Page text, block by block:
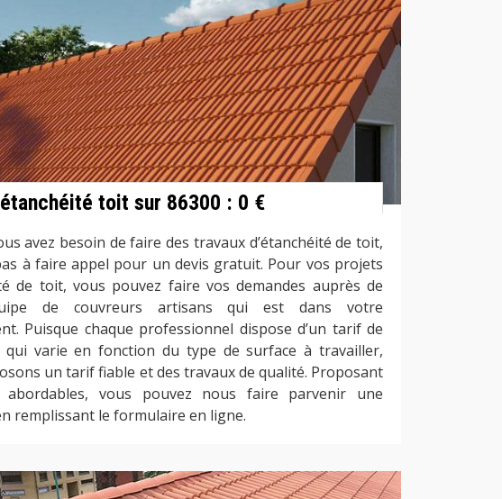
toit sur 86300 : 0 €
avez besoin de faire des travaux d’étanchéité de toit,
à faire appel pour un devis gratuit. Pour vos projets
de toit, vous pouvez faire vos demandes auprès de
de couvreurs artisans qui est dans votre
Puisque chaque professionnel dispose d’un tarif de
qui varie en fonction du type de surface à travailler,
un tarif fiable et des travaux de qualité. Proposant
vous pouvez nous faire parvenir une
remplissant le formulaire en ligne.